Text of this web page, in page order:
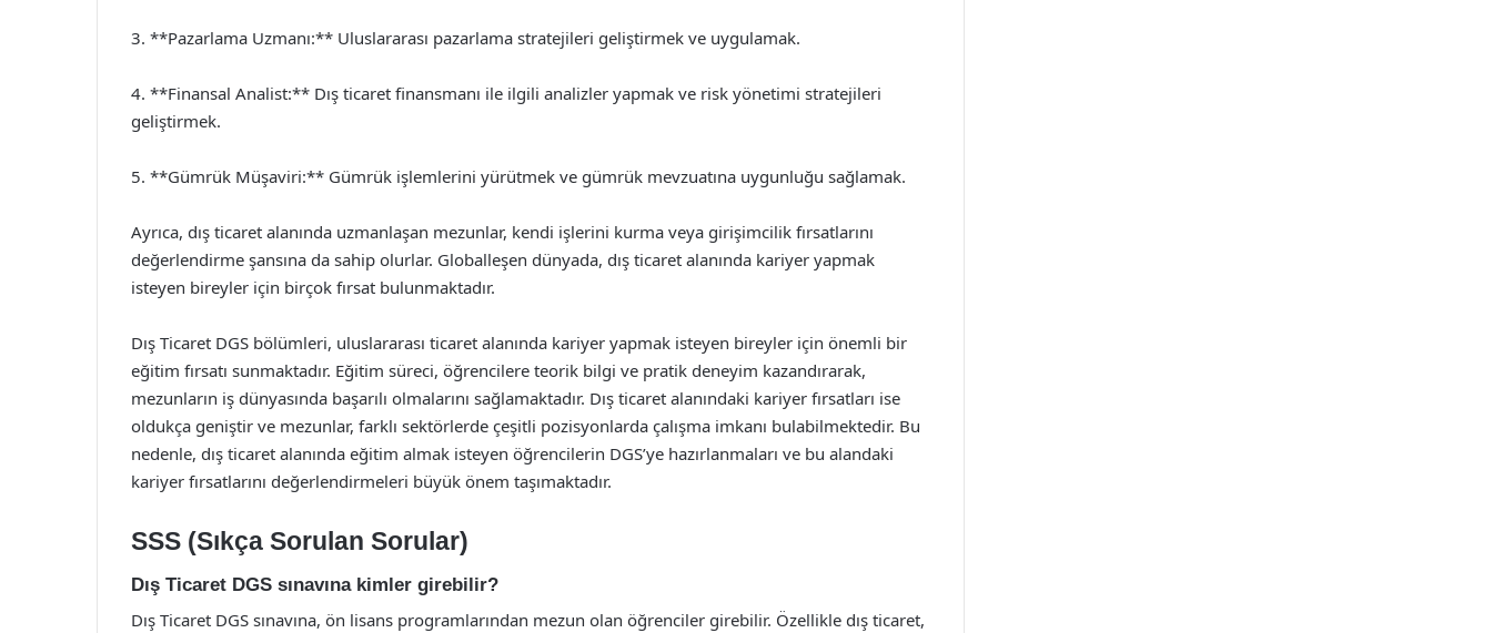
3. **Pazarlama Uzmanı:** Uluslararası pazarlama stratejileri geliştirmek ve uygulamak.
4. **Finansal Analist:** Dış ticaret finansmanı ile ilgili analizler yapmak ve risk yönetimi stratejileri
geliştirmek.
5. **Gümrük Müşaviri:** Gümrük işlemlerini yürütmek ve gümrük mevzuatına uygunluğu sağlamak.
Ayrıca, dış ticaret alanında uzmanlaşan mezunlar, kendi işlerini kurma veya girişimcilik fırsatlarını
değerlendirme şansına da sahip olurlar. Globalleşen dünyada, dış ticaret alanında kariyer yapmak
isteyen bireyler için birçok fırsat bulunmaktadır.
Dış Ticaret DGS bölümleri, uluslararası ticaret alanında kariyer yapmak isteyen bireyler için önemli bir
eğitim fırsatı sunmaktadır. Eğitim süreci, öğrencilere teorik bilgi ve pratik deneyim kazandırarak,
mezunların iş dünyasında başarılı olmalarını sağlamaktadır. Dış ticaret alanındaki kariyer fırsatları ise
oldukça geniştir ve mezunlar, farklı sektörlerde çeşitli pozisyonlarda çalışma imkanı bulabilmektedir. Bu
nedenle, dış ticaret alanında eğitim almak isteyen öğrencilerin DGS’ye hazırlanmaları ve bu alandaki
kariyer fırsatlarını değerlendirmeleri büyük önem taşımaktadır.
SSS (Sıkça Sorulan Sorular)
Dış Ticaret DGS sınavına kimler girebilir?
Dış Ticaret DGS sınavına, ön lisans programlarından mezun olan öğrenciler girebilir. Özellikle dış ticaret,